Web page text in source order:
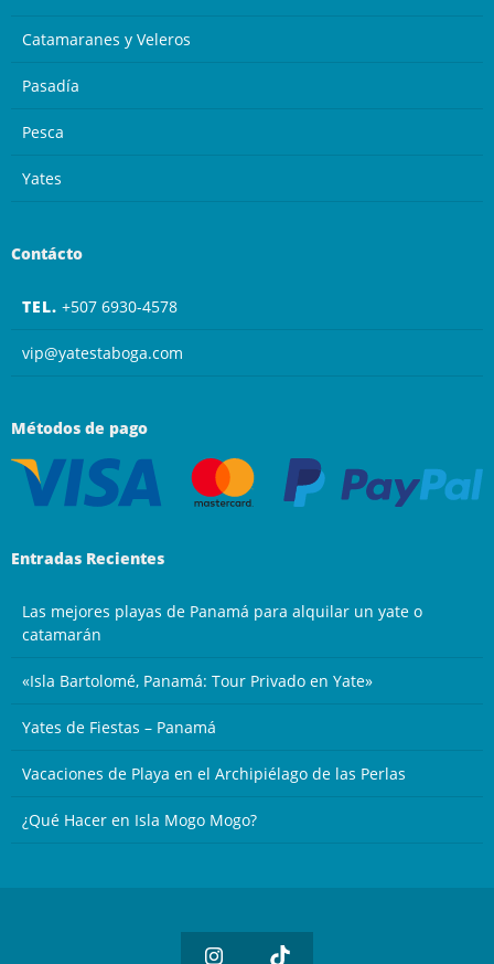
Catamaranes y Veleros
Pasadía
Pesca
Yates
Contácto
TEL. +507 6930-4578
vip@yatestaboga.com
Métodos de pago
Entradas Recientes
Las mejores playas de Panamá para alquilar un yate o
catamarán
«Isla Bartolomé, Panamá: Tour Privado en Yate»
Yates de Fiestas – Panamá
Vacaciones de Playa en el Archipiélago de las Perlas
¿Qué Hacer en Isla Mogo Mogo?